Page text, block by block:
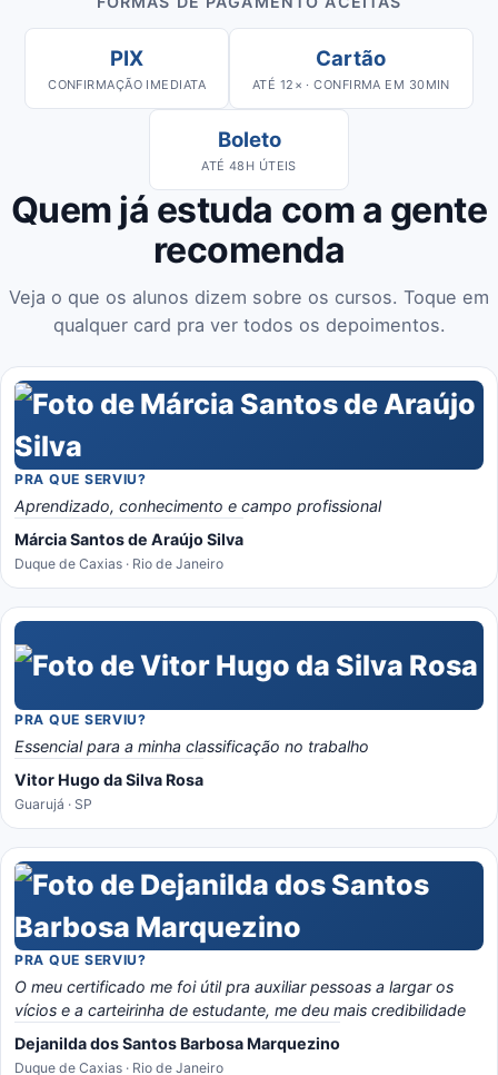
PIX
CONFIRMAÇÃO IMEDIATA
Cartão
ATÉ 12× · CONFIRMA EM 30MIN
Boleto
ATÉ 48H ÚTEIS
Quem já estuda com a gente
recomenda
Veja o que os alunos dizem sobre os cursos. Toque em
qualquer card pra ver todos os depoimentos.
PRA QUE SERVIU?
Aprendizado, conhecimento e campo profissional
Márcia Santos de Araújo Silva
Duque de Caxias · Rio de Janeiro
PRA QUE SERVIU?
Essencial para a minha classificação no trabalho
Vitor Hugo da Silva Rosa
Guarujá · SP
PRA QUE SERVIU?
O meu certificado me foi útil pra auxiliar pessoas a largar os
vícios e a carteirinha de estudante, me deu mais credibilidade
Dejanilda dos Santos Barbosa Marquezino
Duque de Caxias · Rio de Janeiro